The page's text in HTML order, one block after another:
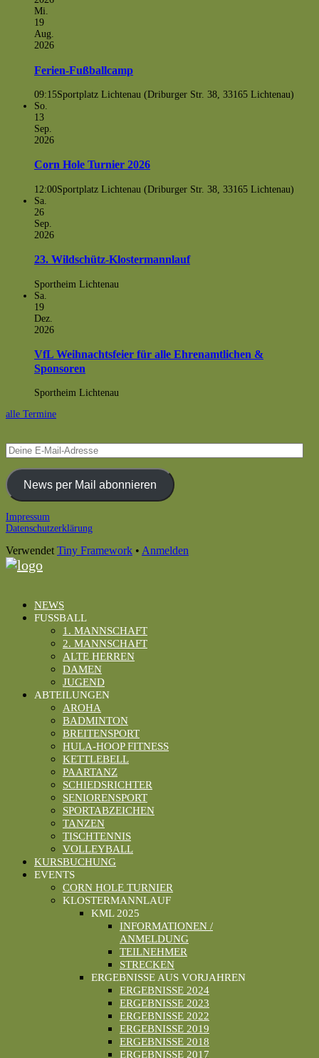
Mi.
19
Aug.
2026
Ferien-Fußballcamp
09:15Sportplatz Lichtenau (Driburger Str. 38, 33165 Lichtenau)
So.
13
Sep.
2026
Corn Hole Turnier 2026
12:00Sportplatz Lichtenau (Driburger Str. 38, 33165 Lichtenau)
Sa.
26
Sep.
2026
23. Wildschütz-Klostermannlauf
Sportheim Lichtenau
Sa.
19
Dez.
2026
VfL Weihnachtsfeier für alle Ehrenamtlichen &
Sponsoren
Sportheim Lichtenau
alle Termine
Deine
E-
Mail-
AdresseNews per Mail abonnieren
Footer
Impressum
Datenschutzerklärung
Verwendet Tiny Framework • Anmelden
NEWS
FUSSBALL
1. MANNSCHAFT
2. MANNSCHAFT
ALTE HERREN
DAMEN
JUGEND
ABTEILUNGEN
AROHA
BADMINTON
BREITENSPORT
HULA-HOOP FITNESS
KETTLEBELL
PAARTANZ
SCHIEDSRICHTER
SENIORENSPORT
SPORTABZEICHEN
TANZEN
TISCHTENNIS
VOLLEYBALL
KURSBUCHUNG
EVENTS
CORN HOLE TURNIER
KLOSTERMANNLAUF
KML 2025
INFORMATIONEN /
ANMELDUNG
TEILNEHMER
STRECKEN
ERGEBNISSE AUS VORJAHREN
ERGEBNISSE 2024
ERGEBNISSE 2023
ERGEBNISSE 2022
ERGEBNISSE 2019
ERGEBNISSE 2018
ERGEBNISSE 2017